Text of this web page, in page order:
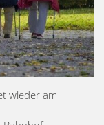
wieder am